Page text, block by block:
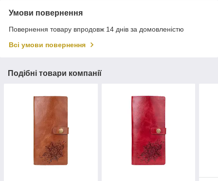
Умови повернення
Повернення товару впродовж 14 днів за домовленістю
Всі умови повернення
Подібні товари компанії